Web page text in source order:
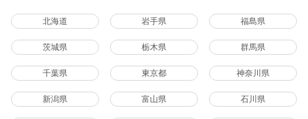
北海道 岩手県 福島県
茨城県 栃木県 群馬県
千葉県 東京都 神奈川県
新潟県 富山県 石川県